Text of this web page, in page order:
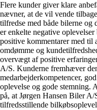
Flere kunder giver klare
nævner, at de vil vende
tilfredse med både bilerne og
er enkelte negative
positive kommentarer med til
omdømme og
overvægt af positive
A/S. Kunderne fremhæver
medarbejderkompetencer,
oplevelse og gode stemning.
på, at Jørgen Hansen Biler
tilfredsstillende